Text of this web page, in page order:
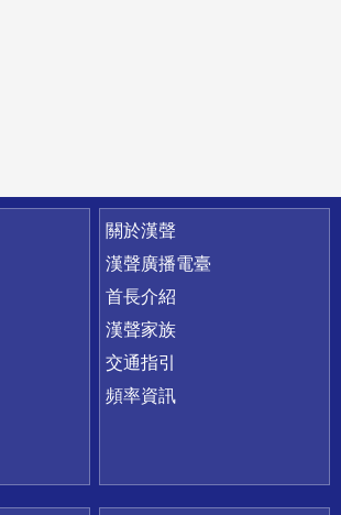
關於漢聲
漢聲廣播電臺
首長介紹
漢聲家族
交通指引
頻率資訊